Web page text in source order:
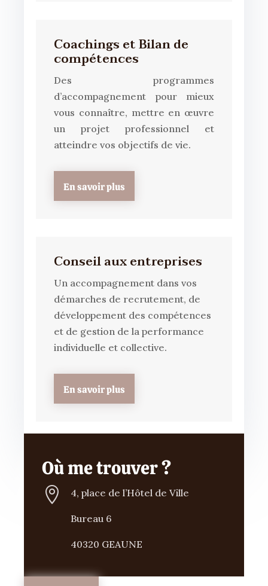
Coachings et Bilan de
compétences
Des programmes
d’accompagnement pour mieux
vous connaître, mettre en œuvre
un projet professionnel et
atteindre vos objectifs de vie.
En savoir plus
Conseil aux entreprises
Un accompagnement dans vos
démarches de recrutement, de
développement des compétences
et de gestion de la performance
individuelle et collective.
En savoir plus
Où me trouver ?
 4, place de l’Hôtel de Ville
Bureau 6
40320 GEAUNE